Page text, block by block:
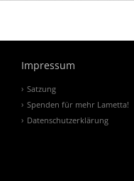
Impressum
Satzung
Spenden für mehr Lametta!
Datenschutzerklärung